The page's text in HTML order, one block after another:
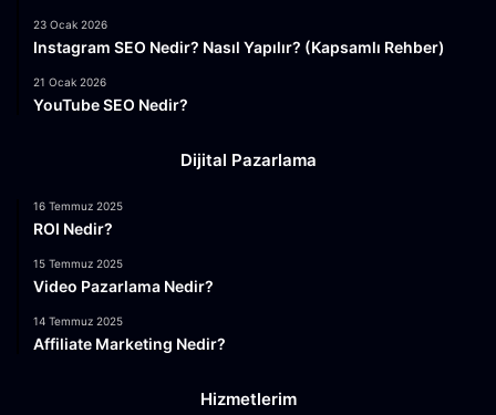
23 Ocak 2026
Instagram SEO Nedir? Nasıl Yapılır? (Kapsamlı Rehber)
21 Ocak 2026
YouTube SEO Nedir?
Dijital Pazarlama
16 Temmuz 2025
ROI Nedir?
15 Temmuz 2025
Video Pazarlama Nedir?
14 Temmuz 2025
Affiliate Marketing Nedir?
Hizmetlerim